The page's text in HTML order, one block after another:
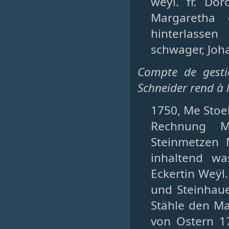
schwager,
Compte de
Schneider rend à
1750, Me
Rechnung
inhaltend
Eckertin
und
Stähle den
von Ostern